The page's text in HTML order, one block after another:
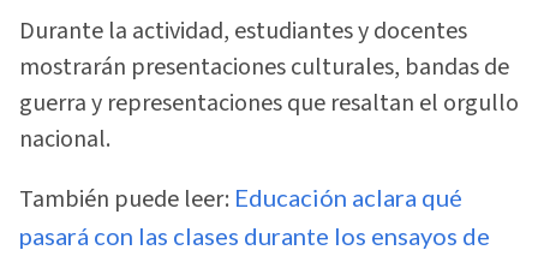
Durante la actividad, estudiantes y docentes
mostrarán presentaciones culturales, bandas de
guerra y representaciones que resaltan el orgullo
nacional.
También puede leer: Educación aclara qué
pasará con las clases durante los ensayos de